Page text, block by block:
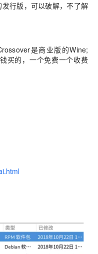
行版，可以破解，不了解
是商业版的Wine;
买的，一个免费一个收费